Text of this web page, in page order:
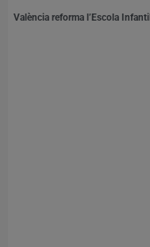
València reforma l’Escola